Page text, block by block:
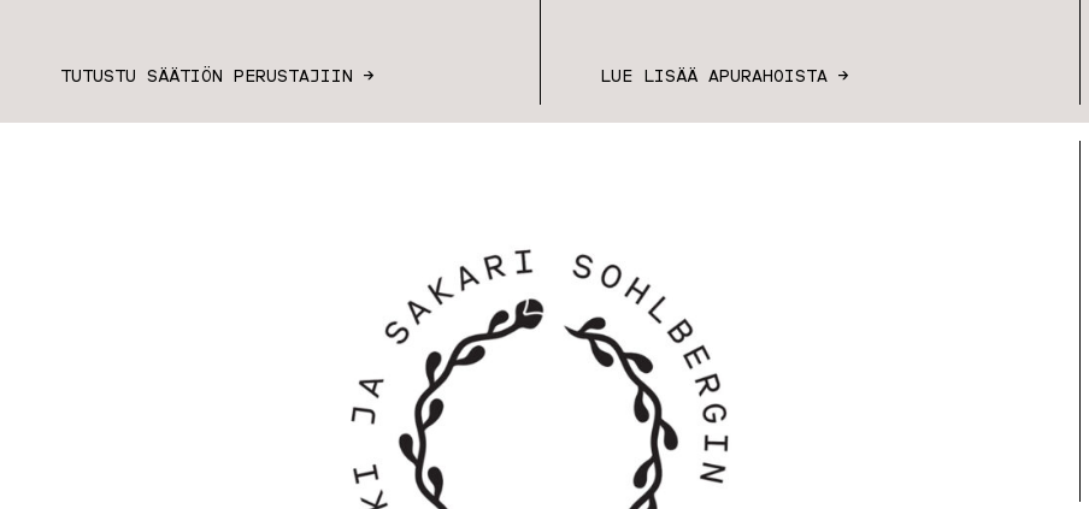
TUTUSTU SÄÄTIÖN PERUSTAJIIN → LUE LISÄÄ APURAHOISTA →